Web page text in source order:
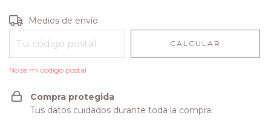
Entregas para el CP:
Medios de envío
CALCULAR
No sé mi código postal
Compra protegida
Tus datos cuidados durante toda la compra.